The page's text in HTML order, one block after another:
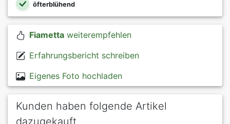
öfterblühend
Fiamettaweiterempfehlen
Erfahrungsbericht schreiben
Eigenes Foto hochladen
Kunden haben folgende Artikel